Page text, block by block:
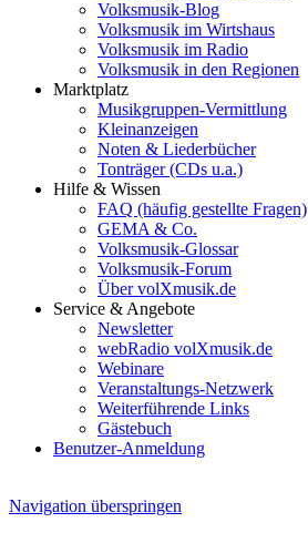
Volksmusik-Blog
Volksmusik im Wirtshaus
Volksmusik im Radio
Volksmusik in den Regionen
Marktplatz
Musikgruppen-Vermittlung
Kleinanzeigen
Noten & Liederbücher
Tonträger (CDs u.a.)
Hilfe & Wissen
FAQ (häufig gestellte Fragen)
GEMA & Co.
Volksmusik-Glossar
Volksmusik-Forum
Über volXmusik.de
Service & Angebote
Newsletter
webRadio volXmusik.de
Webinare
Veranstaltungs-Netzwerk
Weiterführende Links
Gästebuch
Benutzer-Anmeldung
Navigation überspringen